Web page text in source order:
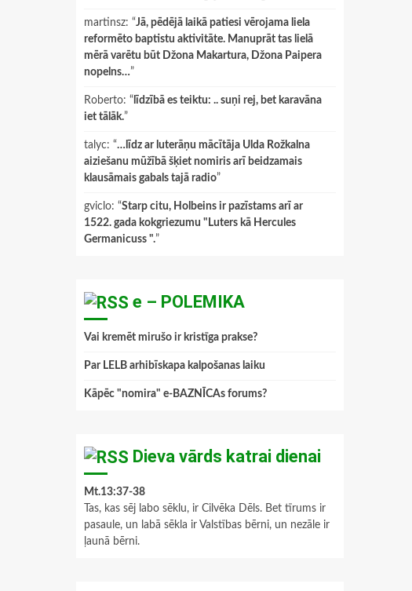
martinsz: “Jā, pēdējā laikā patiesi vērojama liela
reformēto baptistu aktivitāte. Manuprāt tas lielā
mērā varētu būt Džona Makartura, Džona Paipera
nopelns…”
Roberto: “ līdzībā es teiktu: .. suņi rej, bet karavāna
iet tālāk.”
talyc: “…līdz ar luterāņu mācītāja Ulda Rožkalna
aiziešanu mūžībā šķiet nomiris arī beidzamais
klausāmais gabals tajā radio”
gviclo: “Starp citu, Holbeins ir pazīstams arī ar
1522. gada kokgriezumu "Luters kā Hercules
Germanicuss ".”
e – POLEMIKA
Vai kremēt mirušo ir kristīga prakse?
Par LELB arhibīskapa kalpošanas laiku
Kāpēc "nomira" e-BAZNĪCAs forums?
Dieva vārds katrai dienai
Mt.13:37-38
Tas, kas sēj labo sēklu, ir Cilvēka Dēls. Bet tīrums ir
pasaule, un labā sēkla ir Valstības bērni, un nezāle ir
ļaunā bērni.